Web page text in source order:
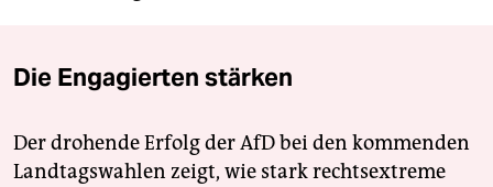
Die Engagierten stärken
Der drohende Erfolg der AfD bei den kommenden
Landtagswahlen zeigt, wie stark rechtsextreme